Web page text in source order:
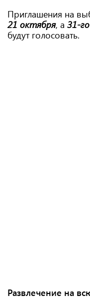
Приглашения на
21 октября, а 31-го
будут голосовать.
Развлечение на